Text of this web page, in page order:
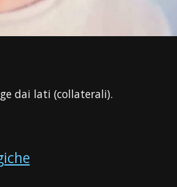
dai lati (collaterali).